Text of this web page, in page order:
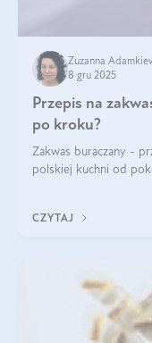
Zuzanna
8 gru 2025
Przepis na
po kroku?
Zakwas buraczany -
polskiej kuchni od
CZYTAJ